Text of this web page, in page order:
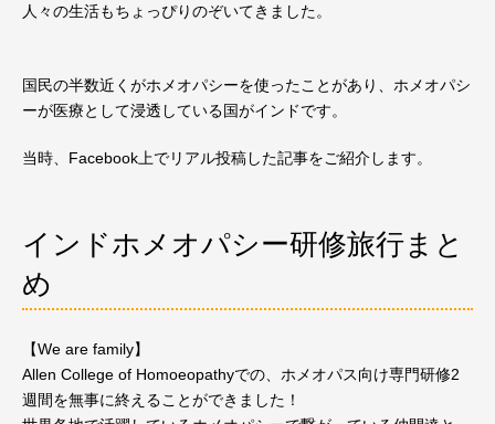
人々の生活もちょっぴりのぞいてきました。
国民の半数近くがホメオパシーを使ったことがあり、ホメオパシ
ーが医療として浸透している国がインドです。
当時、Facebook上でリアル投稿した記事をご紹介します。
インドホメオパシー研修旅行まと
め
【We are family】
Allen College of Homoeopathyでの、ホメオパス向け専門研修2
週間を無事に終えることができました！